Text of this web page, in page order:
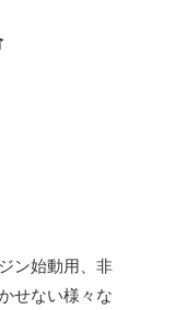
ン始動用、非
せない様々な